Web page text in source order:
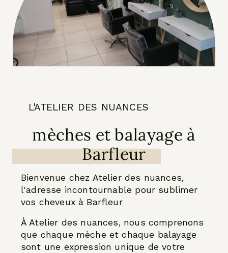
L'ATELIER DES NUANCES
mèches et balayage à
Barfleur
Bienvenue chez Atelier des nuances,
l'adresse incontournable pour sublimer
vos cheveux à Barfleur
À Atelier des nuances, nous comprenons
que chaque mèche et chaque balayage
sont une expression unique de votre